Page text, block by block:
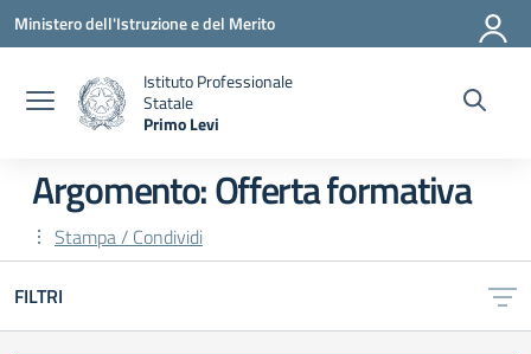
Vai ai contenuti
Vai al menu di navigazione
Vai al footer
Ministero dell'Istruzione e del Merito
Istituto Professionale
Statale
Primo Levi
Argomento: Offerta formativa
Stampa / Condividi
FILTRI